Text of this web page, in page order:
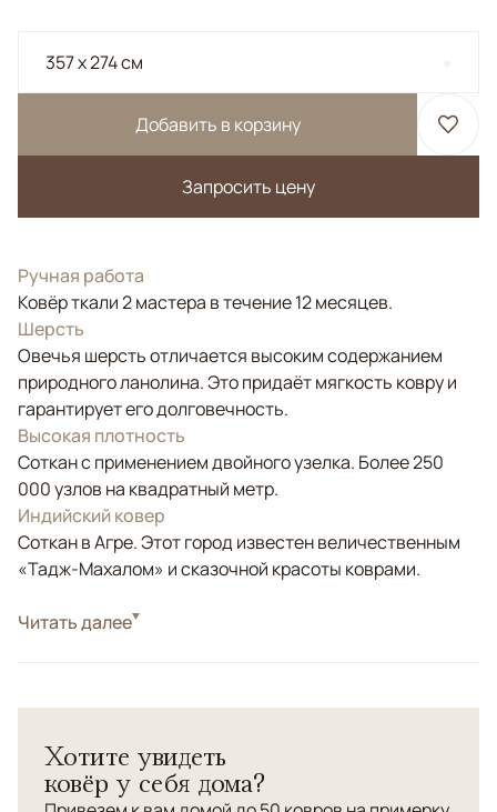
357 x 274 см
Добавить в корзину
Запросить цену
Ручная работа
Ковёр ткали 2 мастера в течение 12 месяцев.
Шерсть
Овечья шерсть отличается высоким содержанием
природного ланолина. Это придаёт мягкость ковру и
гарантирует его долговечность.
Высокая плотность
Соткан с применением двойного узелка. Более 250
000 узлов на квадратный метр.
Индийский ковер
Соткан в Агре. Этот город известен величественным
«Тадж-Махалом» и сказочной красоты коврами.
СтильКлассические
классическим орнаментом. Отличный вариант для
Читать далее
Хотите увидеть
ковёр у себя дома?